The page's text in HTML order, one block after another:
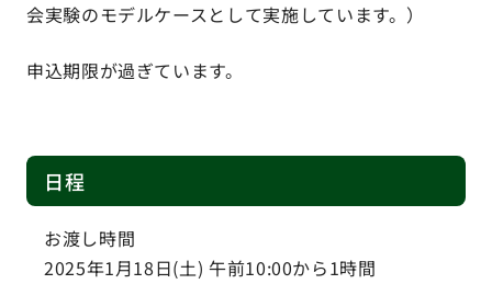
会実験のモデルケースとして実施しています。）
申込期限が過ぎています。
日程
お渡し時間
2025年1月18日(土) 午前10:00から1時間